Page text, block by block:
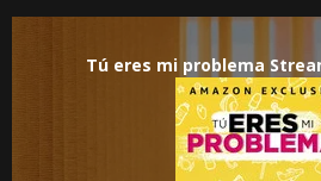
Tú eres mi problema